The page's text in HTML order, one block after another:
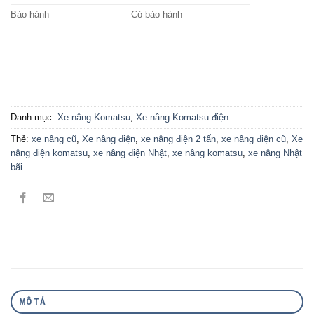
Bảo hành
Có bảo hành
Danh mục: Xe nâng Komatsu, Xe nâng Komatsu điện
Thẻ: xe nâng cũ, Xe nâng điện, xe nâng điện 2 tấn, xe nâng điện cũ, Xe
nâng điện komatsu, xe nâng điện Nhật, xe nâng komatsu, xe nâng Nhật
bãi
MÔ TẢ